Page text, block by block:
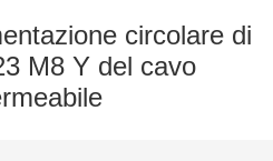
circolare di
M8 Y del cavo